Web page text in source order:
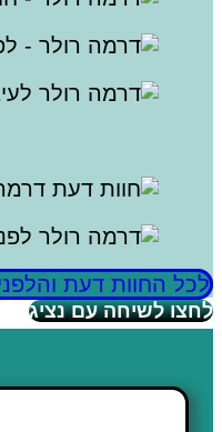
לכל החוות דעת
לחצו לשיחה עם נציג